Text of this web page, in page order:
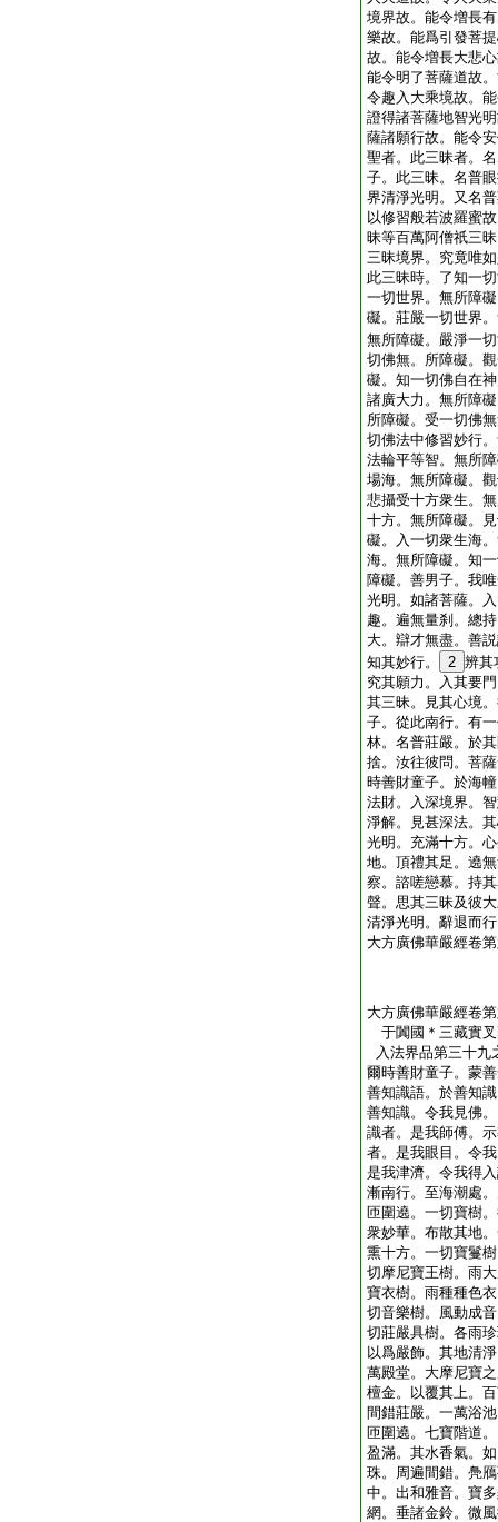
境界故。能令増長
樂故。能爲引發菩
故。能令増長大悲
能令明了菩薩道故
令趣入大乘境故。
證得諸菩薩地智光
薩諸願行故。能令
聖者。此三昧者。
子。此三昧。名普
界清淨光明。又名
以修習般若波羅蜜
昧等百萬阿僧祇三
三昧境界。究竟唯
此三昧時。了知一
一切世界。無所障
礙。莊嚴一切世界
無所障礙。嚴淨一
切佛無。所障礙。
礙。知一切佛自在
諸廣大力。無所障
所障礙。受一切佛
切佛法中修習妙行
法輪平等智。無所
場海。無所障礙。
悲攝受十方衆生。
十方。無所障礙。
礙。入一切衆生海
海。無所障礙。知
障礙。善男子。我
光明。如諸菩薩。
趣。遍無量刹。總
大。辯才無盡。善
知其妙行。
2 辨其
究其願力。入其要
其三昧。見其心境
子。從此南行。有
林。名普莊嚴。於
捨。汝往彼問。菩
時善財童子。於海
法財。入深境界。
淨解。見甚深法。
光明。充滿十方。
地。頂禮其足。遶
察。諮嗟戀慕。持
聲。思其三昧及彼
清淨光明。辭退而行
大方廣佛華嚴經卷
大方廣佛華嚴經卷
于闐國＊三藏實
入法界品第三十九
爾時善財童子。蒙
善知識語。於善知
善知識。令我見佛
識者。是我師傅。
者。是我眼目。令
是我津濟。令我得
漸南行。至海潮處
匝圍遶。一切寶樹
衆妙華。布散其地
熏十方。一切寶鬘
切摩尼寶王樹。雨
寶衣樹。雨種種色
切音樂樹。風動成
切莊嚴具樹。各雨
以爲嚴飾。其地清
萬殿堂。大摩尼寶
檀金。以覆其上。
間錯莊嚴。一萬浴
匝圍遶。七寶階道
盈滿。其水香氣。
珠。周遍間錯。鳧
中。出和雅音。寶
網。垂諸金鈴。微